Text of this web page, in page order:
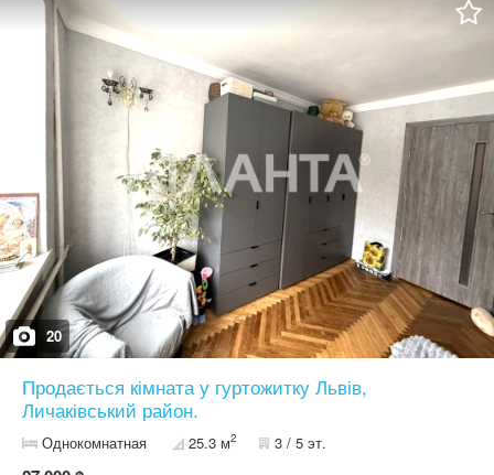
20
Продається кімната у гуртожитку Львів,
Личаківський район.
Однокомнатная 25.3 м2 3 / 5 эт.